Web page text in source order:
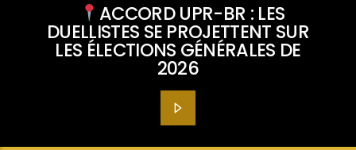
ACCORD UPR-BR : LES
DUELLISTES SE PROJETTENT SUR
LES ÉLECTIONS GÉNÉRALES DE
2026